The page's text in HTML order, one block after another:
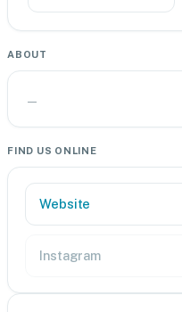
ABOUT
—
FIND US ONLINE
Website
Instagram